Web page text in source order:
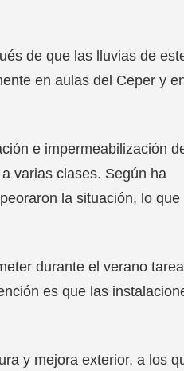
de que las lluvias de
en aulas del Ceper y
e impermeabilización
varias clases. Según ha
la situación, lo que
durante el verano
es que las
y mejora exterior, a los